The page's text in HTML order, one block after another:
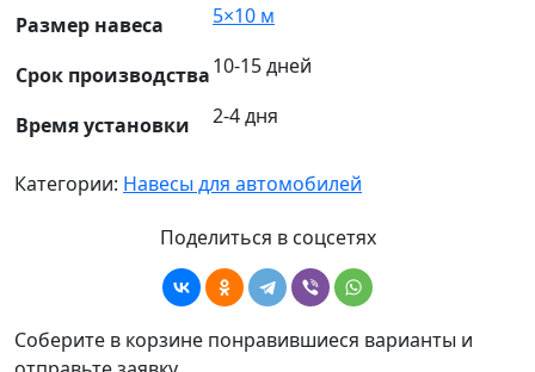
Размер навеса 5×10 м
Срок производства10-15 дней
Время установки 2-4 дня
Категории: Навесы для автомобилей
Поделиться в соцсетях
Соберите в корзине понравившиеся варианты и